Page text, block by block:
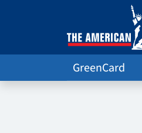
GreenCard